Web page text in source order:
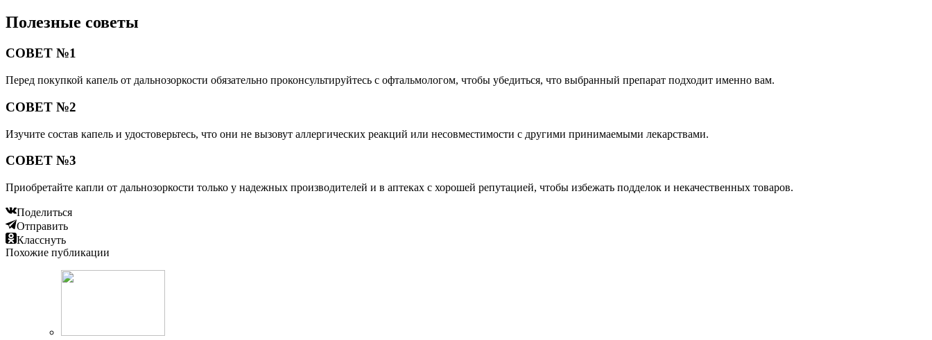
Полезные советы
СОВЕТ №1
Перед покупкой капель от дальнозоркости обязательно проконсультируйтесь с офтальмологом, чтобы убедиться, что выбранный препарат подходит именно вам.
СОВЕТ №2
Изучите состав капель и удостоверьтесь, что они не вызовут аллергических реакций или несовместимости с другими принимаемыми лекарствами.
СОВЕТ №3
Приобретайте капли от дальнозоркости только у надежных производителей и в аптеках с хорошей репутацией, чтобы избежать подделок и некачественных товаров.
Поделиться
Отправить
Класснуть
Похожие публикации